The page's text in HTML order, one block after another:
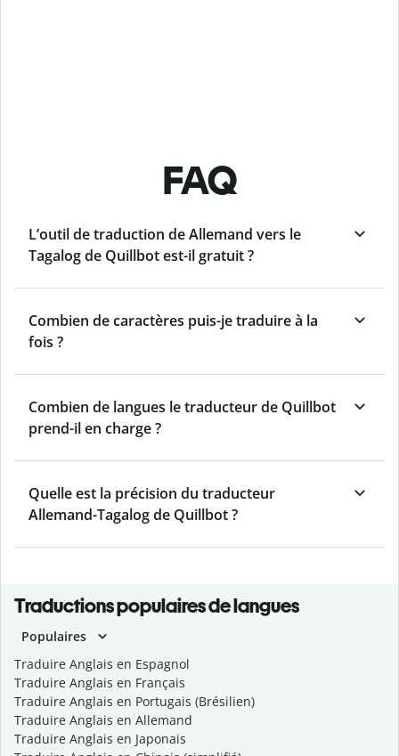
FAQ
L’outil de traduction de Allemand vers le
Tagalog de Quillbot est-il gratuit ?
Combien de caractères puis-je traduire à la
fois ?
Combien de langues le traducteur de Quillbot
prend-il en charge ?
Quelle est la précision du traducteur
Allemand-Tagalog de Quillbot ?
Traductions populaires de langues
Populaires
Traduire Anglais en Espagnol
Traduire Anglais en Français
Traduire Anglais en Portugais (Brésilien)
Traduire Anglais en Allemand
Traduire Anglais en Japonais